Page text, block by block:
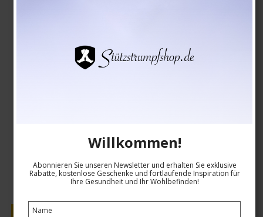
Verkauf
Willkommen!
Abonnieren Sie unseren Newsletter und erhalten Sie exklusive
Rabatte, kostenlose Geschenke und fortlaufende Inspiration für
Ihre Gesundheit und Ihr Wohlbefinden!